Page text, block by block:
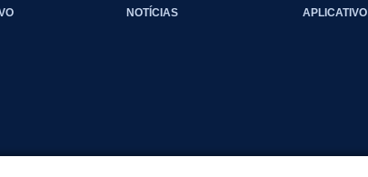
NOTÍCIAS APLICATIVO